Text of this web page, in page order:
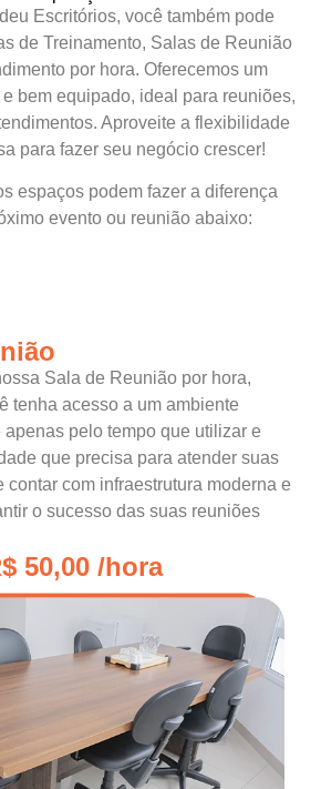
Escritórios, você também pode
de Treinamento, Salas de Reunião
por hora. Oferecemos um
bem equipado, ideal para reuniões,
Aproveite a flexibilidade
para fazer seu negócio crescer!
espaços podem fazer a diferença
evento ou reunião abaixo:
Sala de Reunião por hora,
tenha acesso a um ambiente
pelo tempo que utilizar e
que precisa para atender suas
contar com infraestrutura moderna e
o sucesso das suas reuniões
50,00 /hora